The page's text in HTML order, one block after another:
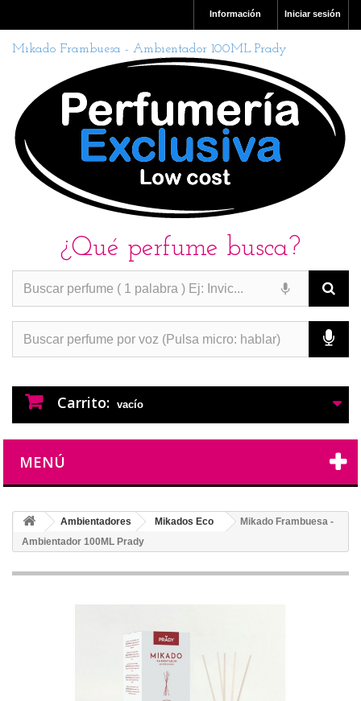
Iniciar sesión
Información
Mikado Frambuesa - Ambientador 100ML Prady
¿Qué perfume busca?
Carrito: vacío
MENÚ
Ambientadores Mikados Eco
Mikado Frambuesa -
Ambientador 100ML Prady